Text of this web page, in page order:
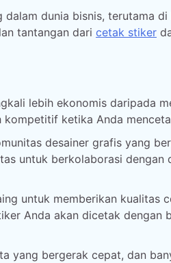
dunia bisnis, terutama
tantangan dari cetak stiker
lebih ekonomis daripada
ketika Anda
desainer grafis yang
untuk berkolaborasi dengan
untuk memberikan kualitas
Anda akan dicetak dengan
yang bergerak cepat, dan